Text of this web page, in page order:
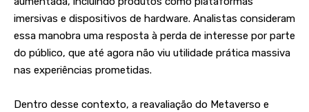
imersivas e dispositivos de hardware. Analistas consideram
essa manobra uma resposta à perda de interesse por parte
do público, que até agora não viu utilidade prática massiva
nas experiências prometidas.
Dentro desse contexto, a reavaliação do Metaverso e